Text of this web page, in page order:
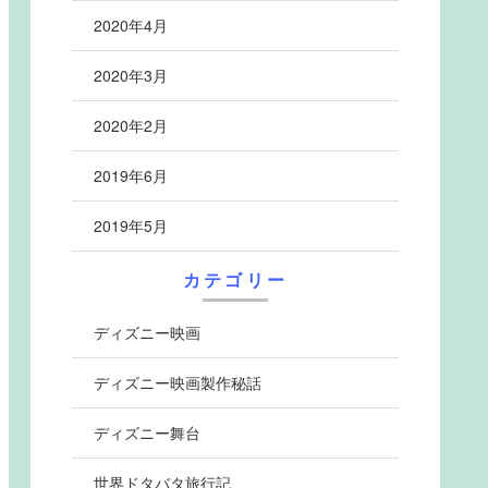
2020年4月
2020年3月
2020年2月
2019年6月
2019年5月
カテゴリー
ディズニー映画
ディズニー映画製作秘話
ディズニー舞台
世界ドタバタ旅行記